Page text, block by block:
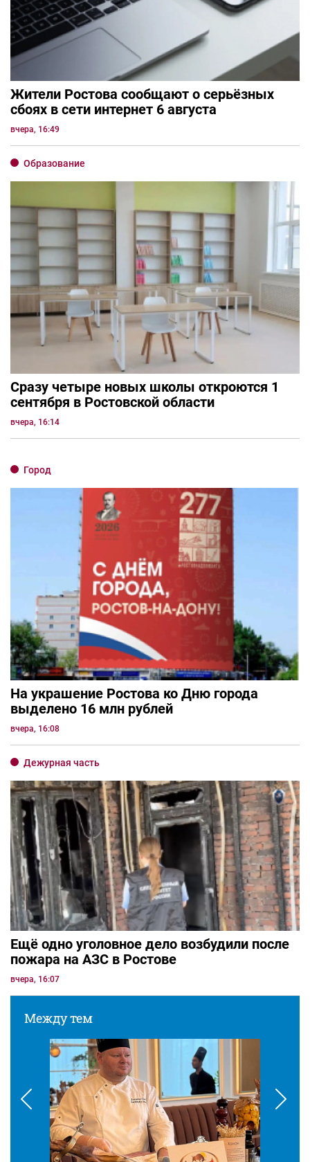
Жители Ростова сообщают о серьёзных
сбоях в сети интернет 6 августа
вчера, 16:49
Образование
Сразу четыре новых школы откроются 1
сентября в Ростовской области
вчера, 16:14
Город
На украшение Ростова ко Дню города
выделено 16 млн рублей
вчера, 16:08
Дежурная часть
Ещё одно уголовное дело возбудили после
пожара на АЗС в Ростове
вчера, 16:07
Между тем